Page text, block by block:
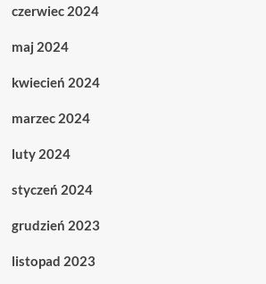
czerwiec 2024
maj 2024
kwiecień 2024
marzec 2024
luty 2024
styczeń 2024
grudzień 2023
listopad 2023